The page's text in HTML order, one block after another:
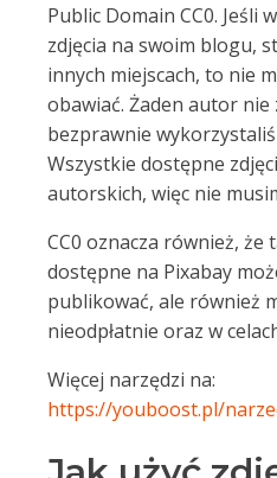
Public Domain CC0. Jeśli
zdjęcia na swoim blogu,
innych miejscach, to nie
obawiać. Żaden autor nie
bezprawnie
Wszystkie dostępne
autorskich, więc nie
CC0 oznacza również, że
dostępne na Pixabay
publikować, ale również
nieodpłatnie oraz w
Więcej narzędzi na:
https://youboost.pl/